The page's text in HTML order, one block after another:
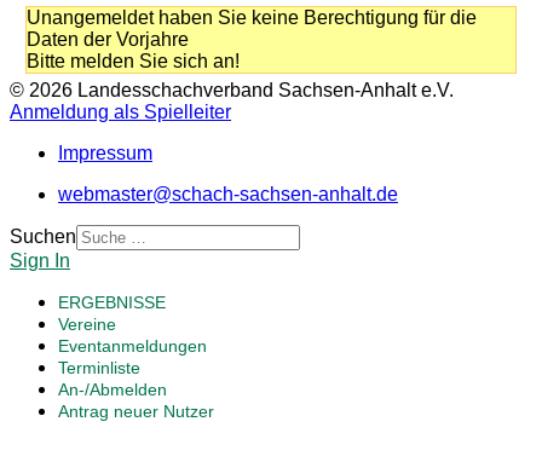
Unangemeldet haben Sie keine Berechtigung für die
Daten der Vorjahre
Bitte melden Sie sich an!
© 2026 Landesschachverband Sachsen-Anhalt e.V.
Anmeldung als Spielleiter
Impressum
webmaster@schach-sachsen-anhalt.de
Suchen
Sign In
ERGEBNISSE
Vereine
Eventanmeldungen
Terminliste
An-/Abmelden
Antrag neuer Nutzer